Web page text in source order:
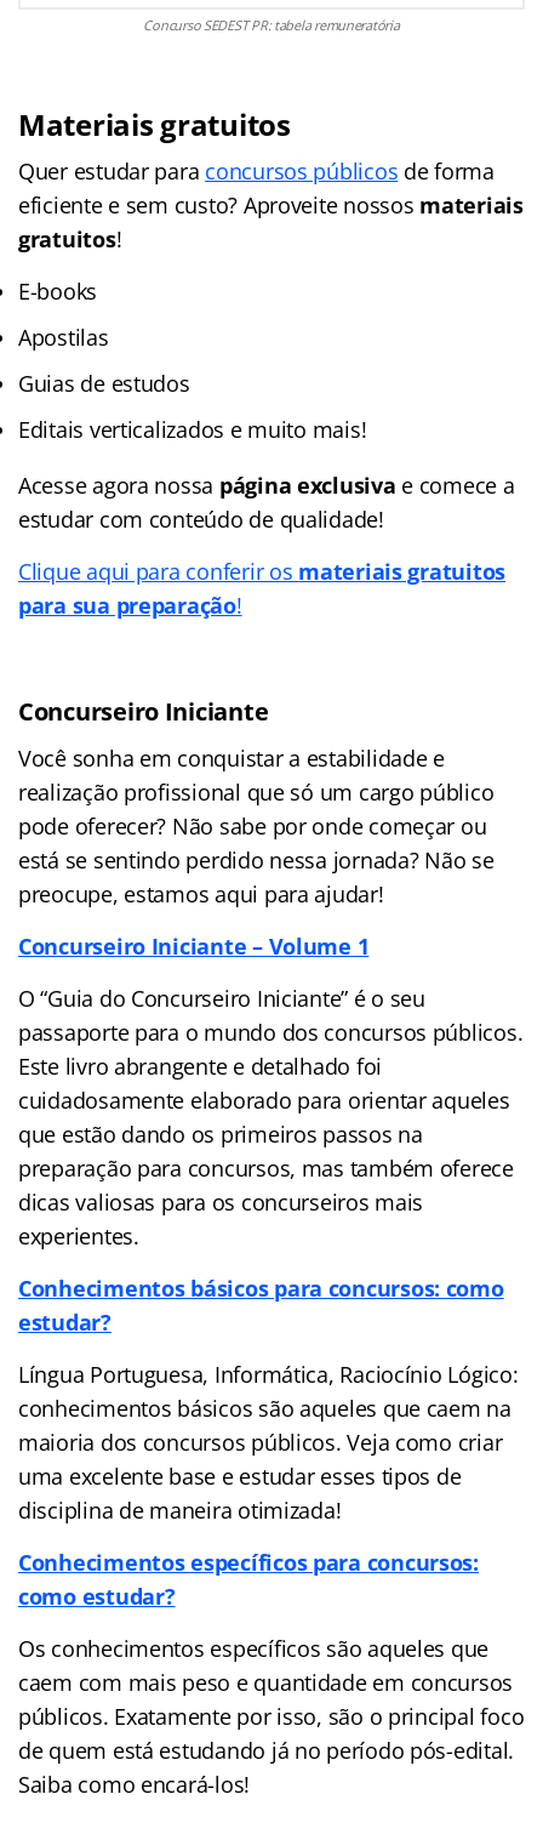
Concurso SEDEST PR: tabela remuneratória
Materiais gratuitos
Quer estudar para concursos públicos de forma
eficiente e sem custo? Aproveite nossos materiais
gratuitos!
E-books
Apostilas
Guias de estudos
Editais verticalizados e muito mais!
Acesse agora nossa página exclusiva e comece a
estudar com conteúdo de qualidade!
Clique aqui para conferir os materiais gratuitos
para sua preparação!
Concurseiro Iniciante
Você sonha em conquistar a estabilidade e
realização profissional que só um cargo público
pode oferecer? Não sabe por onde começar ou
está se sentindo perdido nessa jornada? Não se
preocupe, estamos aqui para ajudar!
Concurseiro Iniciante – Volume 1
O “Guia do Concurseiro Iniciante” é o seu
passaporte para o mundo dos concursos públicos.
Este livro abrangente e detalhado foi
cuidadosamente elaborado para orientar aqueles
que estão dando os primeiros passos na
preparação para concursos, mas também oferece
dicas valiosas para os concurseiros mais
experientes.
Conhecimentos básicos para concursos: como
estudar?
Língua Portuguesa, Informática, Raciocínio Lógico:
conhecimentos básicos são aqueles que caem na
maioria dos concursos públicos. Veja como criar
uma excelente base e estudar esses tipos de
disciplina de maneira otimizada!
Conhecimentos específicos para concursos:
como estudar?
Os conhecimentos específicos são aqueles que
caem com mais peso e quantidade em concursos
públicos. Exatamente por isso, são o principal foco
de quem está estudando já no período pós-edital.
Saiba como encará-los!